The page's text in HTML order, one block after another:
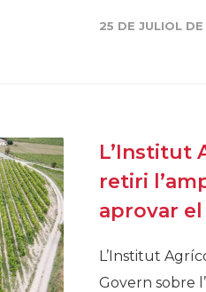
25 DE JULIOL
L’Institut
retiri
aprovar
L’Institut
Govern sobre